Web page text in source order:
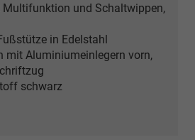
und Schaltwippen,
in Edelstahl
mit Aluminiumeinlegern vorn,
schwarz